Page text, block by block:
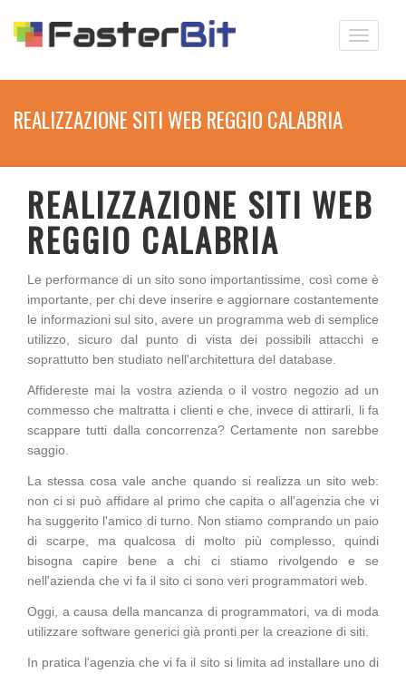
Toggle
REALIZZAZIONE SITI WEB REGGIO CALABRIA
REALIZZAZIONE SITI WEB
REGGIO CALABRIA
Le performance di un sito sono importantissime, così come è
importante, per chi deve inserire e aggiornare costantemente
le informazioni sul sito, avere un programma web di semplice
utilizzo, sicuro dal punto di vista dei possibili attacchi e
soprattutto ben studiato nell'architettura del database.
Affidereste mai la vostra azienda o il vostro negozio ad un
commesso che maltratta i clienti e che, invece di attirarli, li fa
scappare tutti dalla concorrenza? Certamente non sarebbe
saggio.
La stessa cosa vale anche quando si realizza un sito web:
non ci si può affidare al primo che capita o all'agenzia che vi
ha suggerito l'amico di turno. Non stiamo comprando un paio
di scarpe, ma qualcosa di molto più complesso, quindi
bisogna capire bene a chi ci stiamo rivolgendo e se
nell'azienda che vi fa il sito ci sono veri programmatori web.
Oggi, a causa della mancanza di programmatori, va di moda
utilizzare software generici già pronti per la creazione di siti.
In pratica l'agenzia che vi fa il sito si limita ad installare uno di